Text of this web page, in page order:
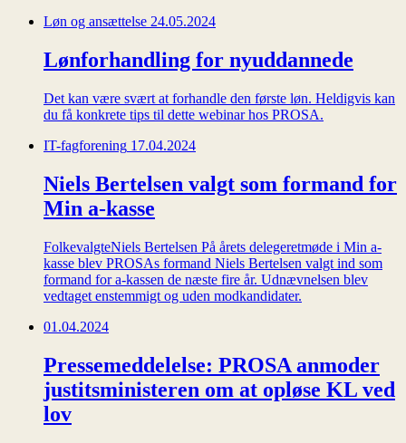
Løn og ansættelse 24.05.2024
Lønforhandling for nyuddannede
Det kan være svært at forhandle den første løn. Heldigvis kan
du få konkrete tips til dette webinar hos PROSA.
IT-fagforening 17.04.2024
Niels Bertelsen valgt som formand for
Min a-kasse
FolkevalgteNiels Bertelsen ​​​​​​​På årets delegeretmøde i Min a-
kasse blev PROSAs formand Niels Bertelsen valgt ind som
formand for a-kassen de næste fire år. Udnævnelsen blev
vedtaget enstemmigt og uden modkandidater.
01.04.2024
Pressemeddelelse: PROSA anmoder
justitsministeren om at opløse KL ved
lov